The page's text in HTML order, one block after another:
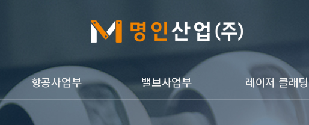
항공사업부
공정소개
밸브사업부
밸브사업부
레이저 클래딩